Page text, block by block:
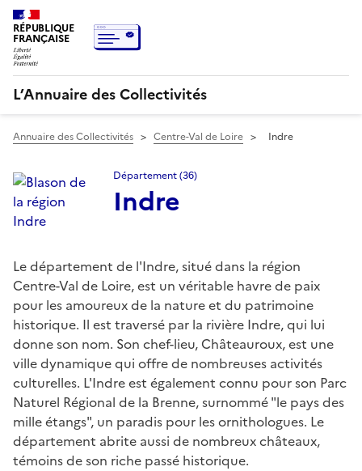
RÉPUBLIQUE
FRANÇAISE
L’Annuaire des Collectivités
Annuaire des Collectivités > Centre-Val de Loire > Indre
Département (36)
Indre
Le département de l'Indre, situé dans la région
Centre-Val de Loire, est un véritable havre de paix
pour les amoureux de la nature et du patrimoine
historique. Il est traversé par la rivière Indre, qui lui
donne son nom. Son chef-lieu, Châteauroux, est une
ville dynamique qui offre de nombreuses activités
culturelles. L'Indre est également connu pour son Parc
Naturel Régional de la Brenne, surnommé "le pays des
mille étangs", un paradis pour les ornithologues. Le
département abrite aussi de nombreux châteaux,
témoins de son riche passé historique.